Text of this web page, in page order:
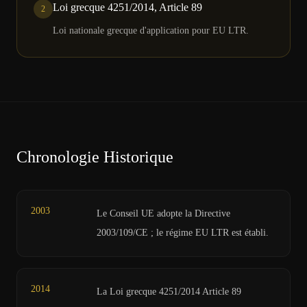
2 Loi grecque 4251/2014, Article 89
Loi nationale grecque d'application pour EU LTR.
Chronologie Historique
2003
Le Conseil UE adopte la Directive
2003/109/CE ; le régime EU LTR est établi.
2014
La Loi grecque 4251/2014 Article 89